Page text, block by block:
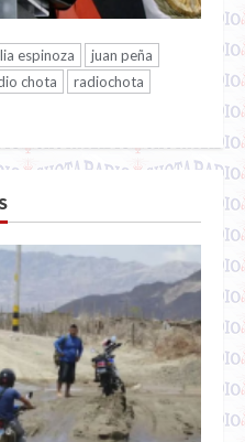
espinoza
juan peña
chota
radiochota